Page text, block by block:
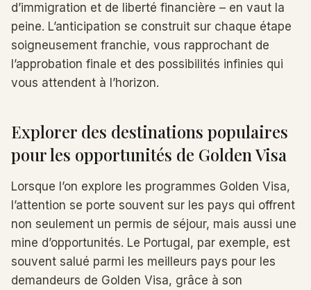
d’immigration et de liberté financière – en vaut la
peine. L’anticipation se construit sur chaque étape
soigneusement franchie, vous rapprochant de
l’approbation finale et des possibilités infinies qui
vous attendent à l’horizon.
Explorer des destinations populaires
pour les opportunités de Golden Visa
Lorsque l’on explore les programmes Golden Visa,
l’attention se porte souvent sur les pays qui offrent
non seulement un permis de séjour, mais aussi une
mine d’opportunités. Le Portugal, par exemple, est
souvent salué parmi les meilleurs pays pour les
demandeurs de Golden Visa, grâce à son